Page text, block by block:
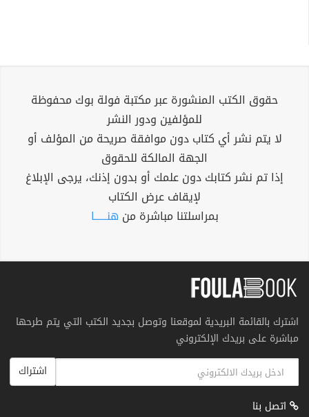
حقوق الكتب المنشورة عبر مكتبة فولة بوك محفوظة
للمؤلفين ودور النشر
لا يتم نشر أي كتاب دون موافقة صريحة من المؤلف أو
الجهة المالكة للحقوق
إذا تم نشر كتابك دون علمك أو بدون إذنك، يرجى الإبلاغ
لإيقاف عرض الكتاب
بمراسلتنا مباشرة من هنــــــا
اشترك بالقائمة البريدية لموقعنا وتوصل بجديد الكتب التي يتم طرحها
مباشرة على بريدك الإلكتروني
اشتراك
اتصل بنا